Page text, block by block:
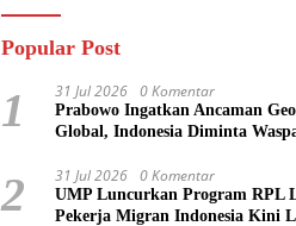
Popular Post
1 31 Jul 2026 0 Komentar
Prabowo Ingatkan Ancaman
Global, Indonesia Diminta
2 31 Jul 2026 0 Komentar
UMP Luncurkan Program RPL
Pekerja Migran Indonesia Kini